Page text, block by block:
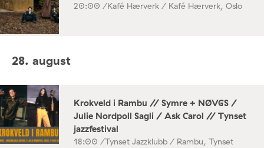
20:00 /Kafé Hærverk / Kafé Hærverk, Oslo
28. august
Krokveld i Rambu // Symre + NØVGS /
Julie Nordpoll Sagli / Ask Carol // Tynset
jazzfestival
18:00 /Tynset Jazzklubb / Rambu, Tynset